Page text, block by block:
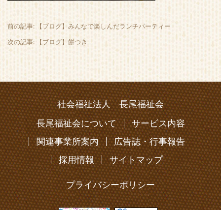
前の記事: 【ブログ】みんなで楽しんだランチパーティー
次の記事: 【ブログ】餅つき
社会福祉法人 長尾福祉会
長尾福祉会について
サービス内容
関連事業所案内
広告誌・行事報告
採用情報
サイトマップ
プライバシーポリシー